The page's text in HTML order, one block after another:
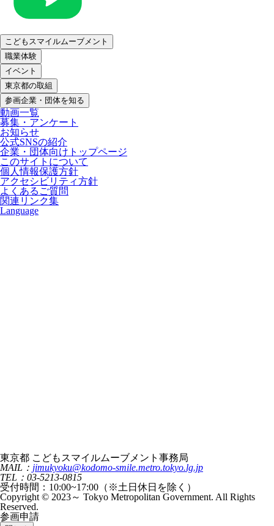
こどもスマイルムーブメント
職業体験
イベント
東京都の取組
参画企業・団体を知る
動画一覧
募集・アンケート
お知らせ
公式SNSの紹介
企業・団体向けトップページ
このサイトについて
個人情報保護方針
アクセシビリティ方針
よくあるご質問
関連リンク集
Language
東京都 こどもスマイルムーブメント事務局
MAIL： jimukyoku@kodomo-smile.metro.tokyo.lg.jp
TEL：03-5213-0815
受付時間：10:00~17:00（※土日休日を除く）
Copyright © 2023～ Tokyo Metropolitan Government. All Rights
Reserved.
参画申請